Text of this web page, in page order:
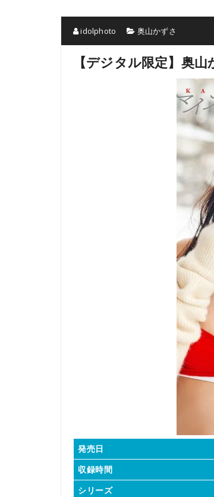
idolphoto 奥山かずさ
【デジタル限定】奥
発売日
収録時間
シリーズ